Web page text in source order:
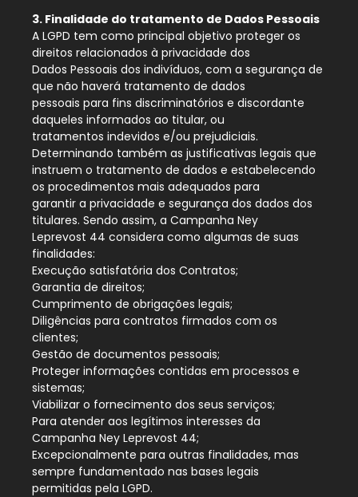
3. Finalidade do tratamento de Dados Pessoais
A LGPD tem como principal objetivo proteger os
direitos relacionados à privacidade dos
Dados Pessoais dos indivíduos, com a segurança de
que não haverá tratamento de dados
pessoais para fins discriminatórios e discordante
daqueles informados ao titular, ou
tratamentos indevidos e/ou prejudiciais.
Determinando também as justificativas legais que
instruem o tratamento de dados e estabelecendo
os procedimentos mais adequados para
garantir a privacidade e segurança dos dados dos
titulares. Sendo assim, a Campanha Ney
Leprevost 44 considera como algumas de suas
finalidades:
Execução satisfatória dos Contratos;
Garantia de direitos;
Cumprimento de obrigações legais;
Diligências para contratos firmados com os
clientes;
Gestão de documentos pessoais;
Proteger informações contidas em processos e
sistemas;
Viabilizar o fornecimento dos seus serviços;
Para atender aos legítimos interesses da
Campanha Ney Leprevost 44;
Excepcionalmente para outras finalidades, mas
sempre fundamentado nas bases legais
permitidas pela LGPD.